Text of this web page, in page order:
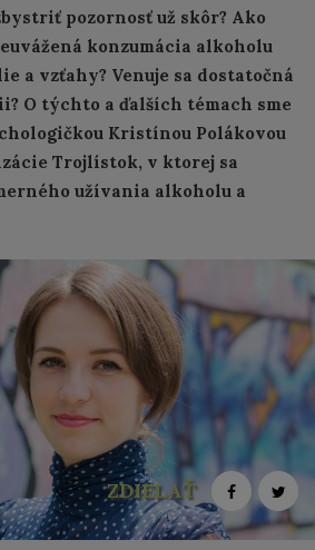
pozornosť už skôr? Ako
konzumácia alkoholu
a vzťahy? Venuje sa dostatočná
O týchto a ďalších témach sme
Kristínou Polákovou
Trojlístok, v ktorej sa
užívania alkoholu a
ZDIELAŤ